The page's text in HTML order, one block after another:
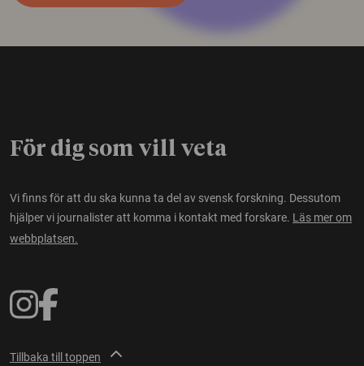
För dig som vill veta
Vi finns för att du ska kunna ta del av svensk forskning. Dessutom
hjälper vi journalister att komma i kontakt med forskare. Läs mer om
webbplatsen.
Tillbaka till toppen